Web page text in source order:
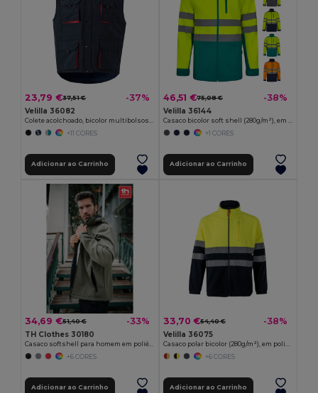
23,79 €37,51 € -37%
Velilla 36082
+11 CORES
Adicionar ao Carrinho
46,51 €75,08 € -38%
Velilla 36144
+1 CORES
Adicionar ao Carrinho
34,69 €51,40 € -33%
TH Clothes 30180
+6 CORES
Adicionar ao Carrinho
33,70 €54,40 € -38%
Velilla 36075
+6 CORES
Adicionar ao Carrinho